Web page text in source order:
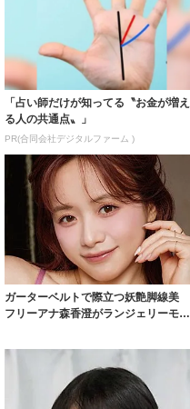
「占い師だけが知ってる〝お金が増え
る人の共通点〟」
PR(合同会社デジタルファーム )
ガーターベルトで際立つ妖艶脚線美
フリーアナ森香澄がランジェリーモデ